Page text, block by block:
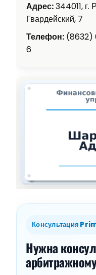
Адрес:344011, г.
Гвардейский, 7
Телефон: (8632)
6
Консультация
Нужна